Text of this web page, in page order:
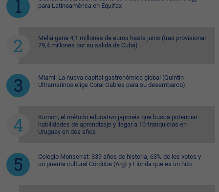
para Latinoamérica en Equifax
Meliá gana 4,1 millones de euros hasta junio (tras provisionar
79,4 millones por su salida de Cuba)
Miami: La nueva capital gastronómica global (Quintín
Ultramarinos elige Coral Gables para su desembarco)
Kumon, el método educativo japonés que busca potenciar
habilidades de aprendizaje y llegar a 10 franquicias en
Uruguay en dos años
Colegio Monserrat: 339 años de historia, 63% de los votos y
un puente cultural Córdoba (Arg) y Florida que es un hito